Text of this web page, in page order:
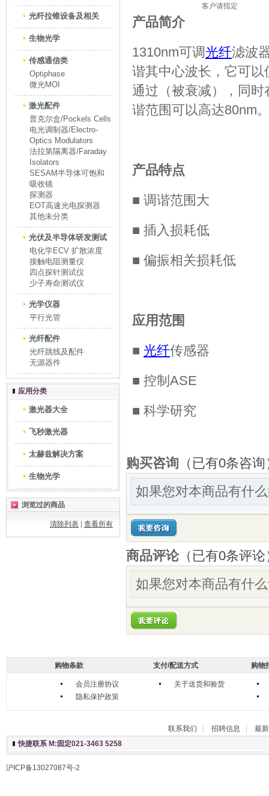
光纤拉锥设备及相关
生物光学
传感通信类
Optiphase
微光MOI
激光配件
普克尔盒/Pockels Cells
电光调制器/Electro-
Optics Modulators
法拉第隔离器/Faraday
Isolators
SESAM半导体可饱和
吸收镜
探测器
EOT高速光电探测器
其他未分类
光伏及半导体研发测试
电化学ECV 扩散浓度
接触电阻测量仪
四点探针测试仪
少子寿命测试仪
光学仪器
平行光管
光纤配件
光纤跳线及配件
无源器件
应用分类
激光器大全
飞秒激光器
太赫兹解决方案
生物光学
浏览过的商品
清除列表 查看所有
客户请指定
产品简介
1310nm可调光纤滤波
谐其中心波长，它可
通过（被衰减），同
谐范围可以高达80nm
产品特点
■ 调谐范围大
■ 插入损耗低
■ 偏振相关损耗低
应用范围
■ 光纤传感器
■ 控制ASE
■ 科学研究
购买咨询 （已有0条咨
如果您对本商品有什
商品评论（已有0条评论
如果您对本商品有什
购物条款
会员注册协议
隐私保护政策
支付/配送方式
关于送货和验货
购物
联系我们 招聘信息
最
快捷联系 M:固定021-3463 5258
沪ICP备13027087号-2